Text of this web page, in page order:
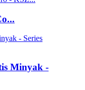
Minyak -